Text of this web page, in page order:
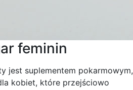
feminin
jest suplementem pokarmowym,
kobiet, które przejściowo